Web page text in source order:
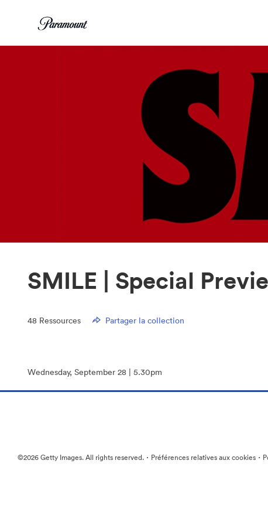
SMILE | Special
48 Ressources Partager la collection
Wednesday, September 28 | 5.30pm
©2026 Getty Images. All rights reserved. · Préférences relatives aux cookies ·